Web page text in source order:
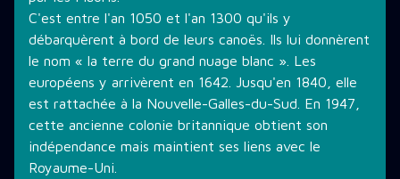
C'est entre l'an 1050 et l'an 1300 qu'ils y
débarquèrent à bord de leurs canoës. Ils lui donnèrent
le nom « la terre du grand nuage blanc ». Les
européens y arrivèrent en 1642. Jusqu'en 1840, elle
est rattachée à la Nouvelle-Galles-du-Sud. En 1947,
cette ancienne colonie britannique obtient son
indépendance mais maintient ses liens avec le
Royaume-Uni.